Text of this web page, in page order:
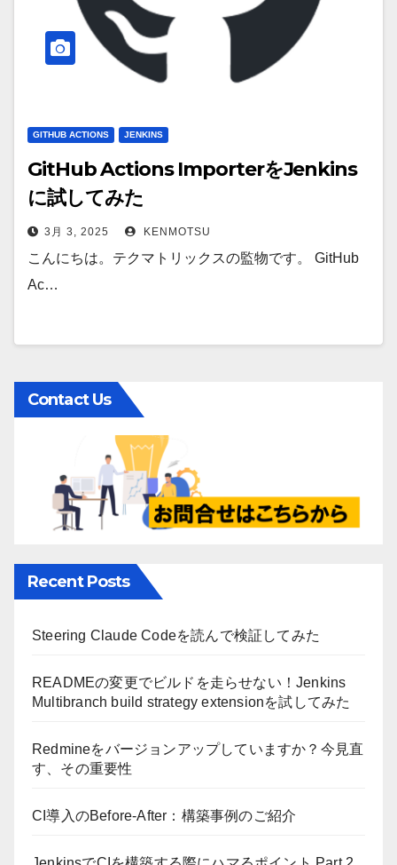
GITHUB ACTIONS JENKINS
GitHub Actions ImporterをJenkins
に試してみた
3月 3, 2025 KENMOTSU
こんにちは。テクマトリックスの監物です。 GitHub
Ac…
Contact Us
Recent Posts
Steering Claude Codeを読んで検証してみた
READMEの変更でビルドを走らせない！Jenkins
Multibranch build strategy extensionを試してみた
Redmineをバージョンアップしていますか？今見直
す、その重要性
CI導入のBefore-After：構築事例のご紹介